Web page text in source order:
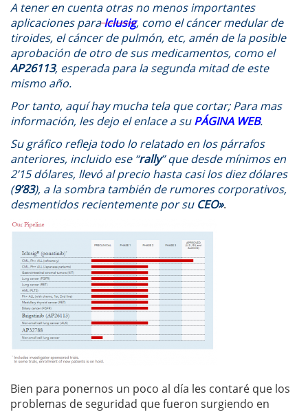
A tener en cuenta otras no menos importantes
aplicaciones paraIclusig, como el cáncer medular de
tiroides, el cáncer de pulmón, etc, amén de la posible
aprobación de otro de sus medicamentos, como el
AP26113, esperada para la segunda mitad de este
mismo año.
Por tanto, aquí hay mucha tela que cortar; Para mas
información, les dejo el enlace a suPÁGINA WEB.
Su gráfico refleja todo lo relatado en los párrafos
anteriores, incluido ese “rally” que desde mínimos en
2’15 dólares, llevó al precio hasta casi los diez dólares
(9’83), a la sombra también de rumores corporativos,
desmentidos recientemente por su CEO».
Bien para ponernos un poco al día les contaré que los
problemas de seguridad que fueron surgiendo en